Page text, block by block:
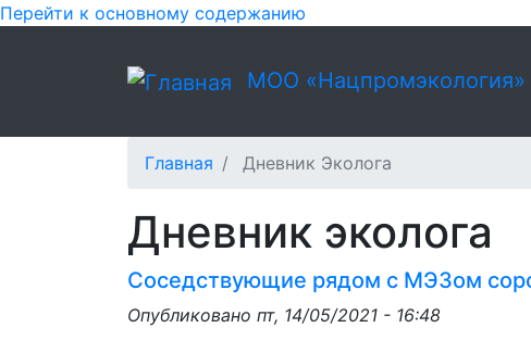
Перейти к основному содержанию
МОО «Нацпромэкология»
Главная Дневник Эколога
Дневник эколога
Соседствующие рядом с МЭЗом
Опубликовано пт, 14/05/2021 - 16:48